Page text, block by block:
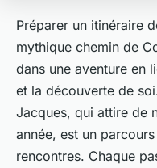
Préparer un itinéraire
mythique chemin de
dans une aventure en
et la découverte de
Jacques, qui attire de
année, est un
rencontres. Chaque